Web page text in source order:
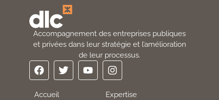
Accompagnement des entreprises publiques
et privées dans leur stratégie et l’amélioration
de leur processus.
Accueil Expertise